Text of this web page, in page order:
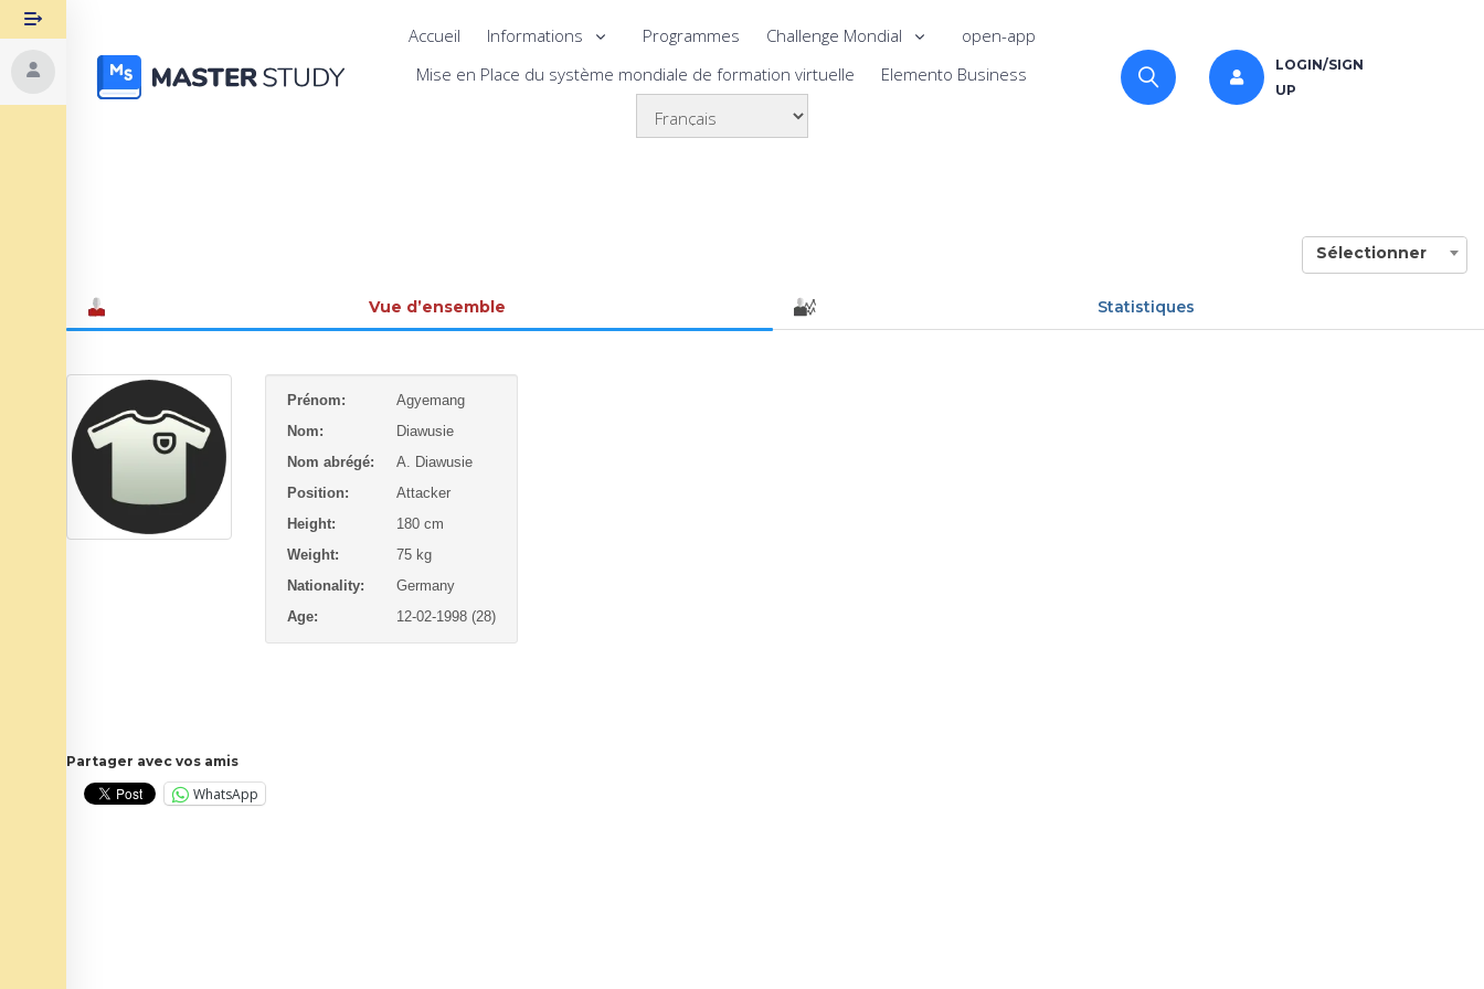
Accueil Informations Programmes Challenge Mondial
open-app
Mise en Place du système mondiale de formation virtuelle
Elemento Business
LOGIN/SIGN
UP
Sélectionner
Vue d’ensemble Statistiques
Prénom:
Agyemang
Nom:
Diawusie
Nom abrégé:
A. Diawusie
Position:
Attacker
Height:
180 cm
Weight:
75 kg
Nationality:
Germany
Age:
12-02-1998 (28)
Partager avec vos amis
WhatsApp